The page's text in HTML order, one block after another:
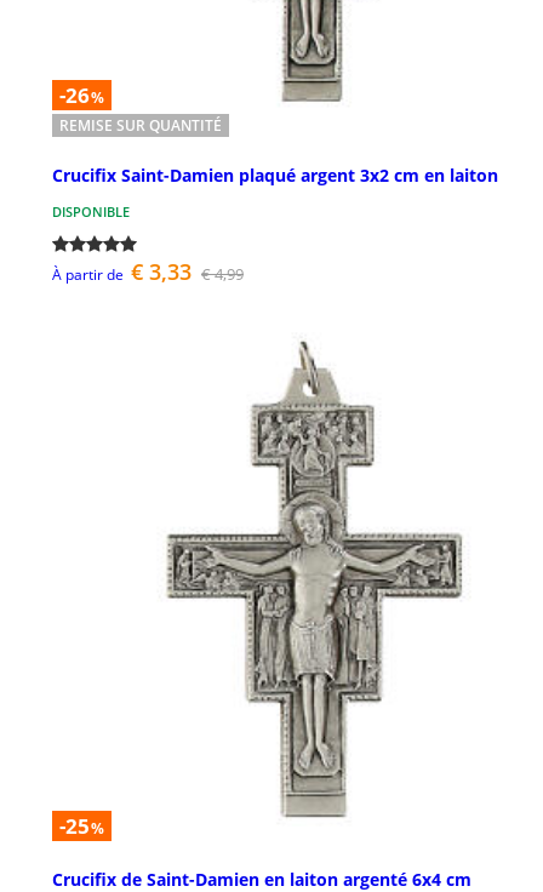
-26%
REMISE SUR QUANTITÉ
Crucifix Saint-Damien plaqué argent 3x2 cm en laiton
DISPONIBLE
À partir de € 3,33 € 4,99
-25%
Crucifix de Saint-Damien en laiton argenté 6x4 cm